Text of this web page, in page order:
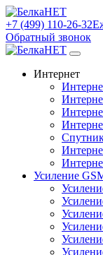
+7 (499) 110-26-32
Обратный звонок
Интернет
Усиление